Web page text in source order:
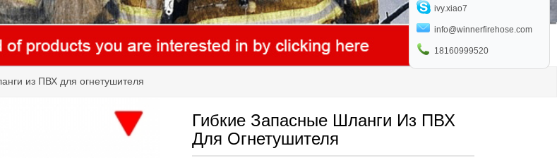
из ПВХ для огнетушителя
Гибкие Запасные Шланги Из ПВХ
Для Огнетушителя
ivy.xiao7
info@winnerfirehose.com
18160999520